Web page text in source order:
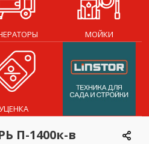
МОЙКИ
П-1400к-в